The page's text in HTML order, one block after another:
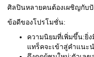
ศิลปินหลายคนต้องเผชิญกับ
ข้อดีของโปรโมชั่น:
ความนิยมที่เพิ่มขึ้น:ยิ่ง
แทร็คจะเข้าสู่คำแนะ